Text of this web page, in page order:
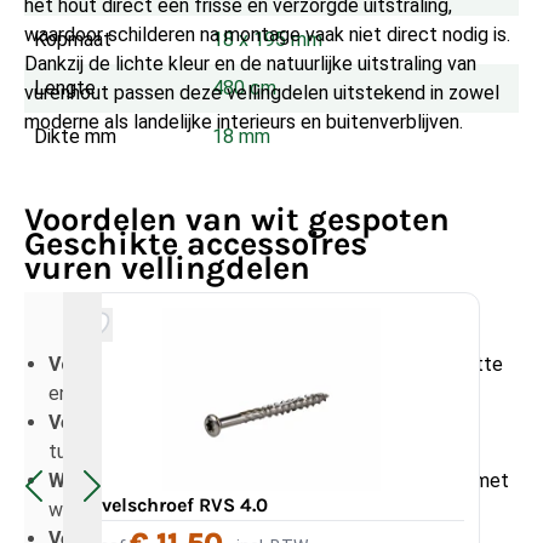
het hout direct een frisse en verzorgde uitstraling,
waardoor schilderen na montage vaak niet direct nodig is.
Dankzij de lichte kleur en de natuurlijke uitstraling van
vurenhout passen deze vellingdelen uitstekend in zowel
moderne als landelijke interieurs en buitenverblijven.
Voordelen van wit gespoten
vuren vellingdelen
Voorzien van een witte afwerking
: direct een nette
en frisse uitstraling.
Vellingprofiel
: zorgt voor een strakke aansluiting
tussen de planken.
Werkende breedte van 180 mm
: snelle montage met
weinig naden.
Kopmaat 18 x 195 mm
Lengte 480 cm
Dikte mm 18 mm
Geschikte accessoires
Gevelschroef RVS 4.0